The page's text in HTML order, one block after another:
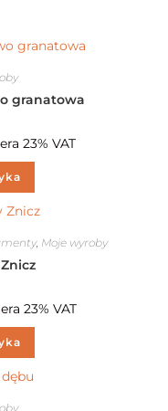
granatowa
23% VAT
, Moje wyroby
23% VAT